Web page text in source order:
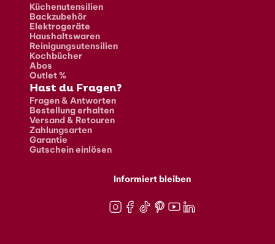
Küchenutensilien
Backzubehör
Elektrogeräte
Haushaltswaren
Reinigungsutensilien
Kochbücher
Abos
Outlet %
Hast du Fragen?
Fragen & Antworten
Bestellung erhalten
Versand & Retouren
Zahlungsarten
Garantie
Gutschein einlösen
Informiert bleiben